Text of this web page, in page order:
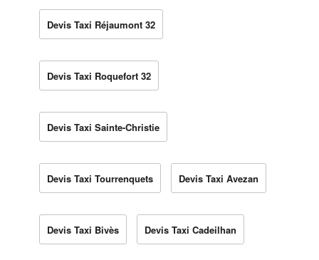
Devis Taxi Réjaumont 32
Devis Taxi Roquefort 32
Devis Taxi Sainte-Christie
Devis Taxi Tourrenquets Devis Taxi Avezan
Devis Taxi Bivès Devis Taxi Cadeilhan